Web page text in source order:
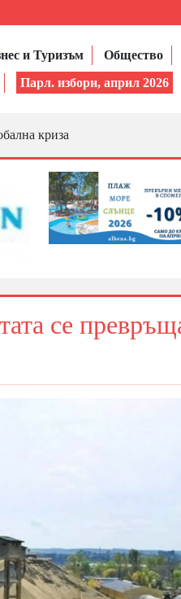
и Туризъм Общество
Парл. избори, април 2026
криза
се